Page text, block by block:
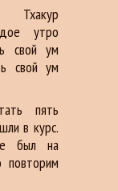
Тхакур
утро
свой ум
свой ум
пять
в курс.
был на